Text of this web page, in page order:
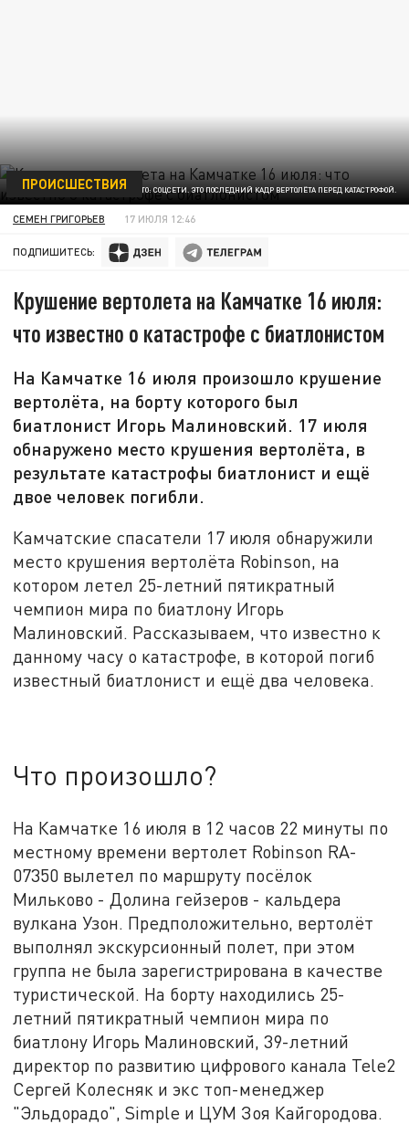
ФОТО: СОЦСЕТИ. ЭТО ПОСЛЕДНИЙ КАДР ВЕРТОЛЁТА ПЕРЕД КАТАСТРОФОЙ.
ПРОИСШЕСТВИЯ
СЕМЕН ГРИГОРЬЕВ 17 ИЮЛЯ 12:46
ПОДПИШИТЕСЬ:
Крушение вертолета на Камчатке 16 июля:
что известно о катастрофе с биатлонистом
На Камчатке 16 июля произошло крушение
вертолёта, на борту которого был
биатлонист Игорь Малиновский. 17 июля
обнаружено место крушения вертолёта, в
результате катастрофы биатлонист и ещё
двое человек погибли.
Камчатские спасатели 17 июля обнаружили
место крушения вертолёта Robinson, на
котором летел 25-летний пятикратный
чемпион мира по биатлону Игорь
Малиновский. Рассказываем, что известно к
данному часу о катастрофе, в которой погиб
известный биатлонист и ещё два человека.
Что произошло?
На Камчатке 16 июля в 12 часов 22 минуты по
местному времени вертолет Robinson RA-
07350 вылетел по маршруту посёлок
Мильково - Долина гейзеров - кальдера
вулкана Узон. Предположительно, вертолёт
выполнял экскурсионный полет, при этом
группа не была зарегистрирована в качестве
туристической. На борту находились 25-
летний пятикратный чемпион мира по
биатлону Игорь Малиновский, 39-летний
директор по развитию цифрового канала Tele2
Сергей Колесняк и экс топ-менеджер
"Эльдорадо", Simple и ЦУМ Зоя Кайгородова.